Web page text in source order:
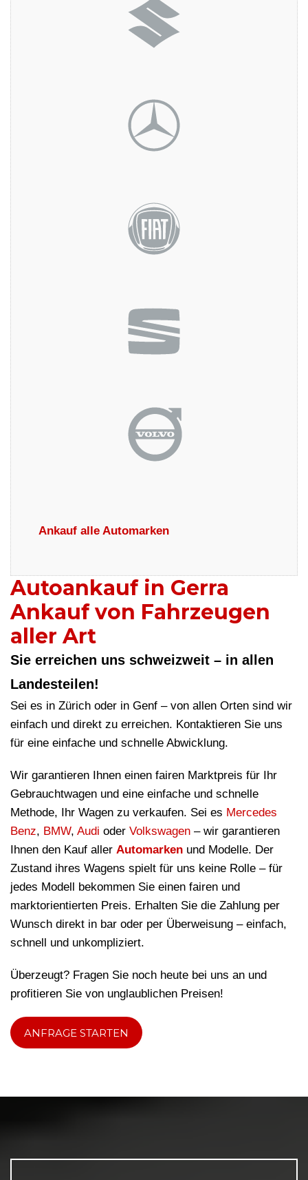
Ankauf alle Automarken
Autoankauf in Gerra
Ankauf von Fahrzeugen
aller Art
Sie erreichen uns schweizweit – in allen
Landesteilen!
Sei es in Zürich oder in Genf – von allen Orten sind wir
einfach und direkt zu erreichen. Kontaktieren Sie uns
für eine einfache und schnelle Abwicklung.
Wir garantieren Ihnen einen fairen Marktpreis für Ihr
Gebrauchtwagen und eine einfache und schnelle
Methode, Ihr Wagen zu verkaufen. Sei es Mercedes
Benz, BMW, Audi oder Volkswagen – wir garantieren
Ihnen den Kauf aller Automarken und Modelle. Der
Zustand ihres Wagens spielt für uns keine Rolle – für
jedes Modell bekommen Sie einen fairen und
marktorientierten Preis. Erhalten Sie die Zahlung per
Wunsch direkt in bar oder per Überweisung – einfach,
schnell und unkompliziert.
Überzeugt? Fragen Sie noch heute bei uns an und
profitieren Sie von unglaublichen Preisen!
ANFRAGE STARTEN